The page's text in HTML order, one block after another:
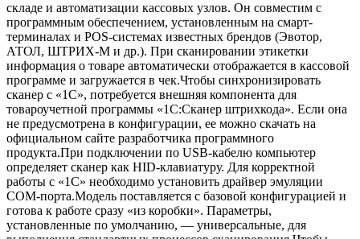
складе и автоматизации кассовых узлов. Он совместим с
программным обеспечением, установленным на смарт-
терминалах и POS-системах известных брендов (Эвотор,
АТОЛ, ШТРИХ-М и др.). При сканировании этикетки
информация о товаре автоматически отображается в кассовой
программе и загружается в чек.Чтобы синхронизировать
сканер с «1С», потребуется внешняя компонента для
товароучетной программы «1С:Сканер штрихкода». Если она
не предусмотрена в конфигурации, ее можно скачать на
официальном сайте разработчика программного
продукта.При подключении по USB-кабелю компьютер
определяет сканер как HID-клавиатуру. Для корректной
работы с «1С» необходимо установить драйвер эмуляции
COM-порта.Модель поставляется с базовой конфигурацией и
готова к работе сразу «из коробки». Параметры,
установленные по умолчанию, — универсальные, для